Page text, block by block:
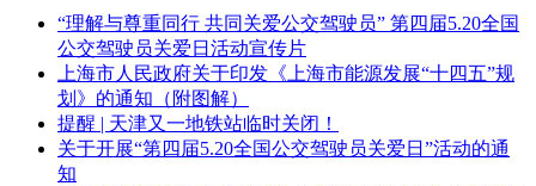
中铁十二局集团电气化工程有限公司
总报价（万元）：29925.8348
第二名:中铁二十四局集团有限公司
中国铁建电气化局集团有限公司
“理解与尊重同行 共同关爱公交驾驶员” 第四届5.20全国
公交驾驶员关爱日活动宣传片
上海市人民政府关于印发《上海市能源发展“十四五”规
划》的通知（附图解）
提醒 | 天津又一地铁站临时关闭！
关于开展“第四届5.20全国公交驾驶员关爱日”活动的通
知